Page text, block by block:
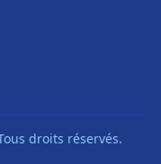
droits réservés.